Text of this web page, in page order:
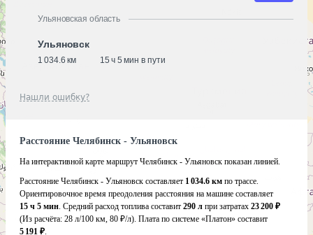
Ульяновская область
Ульяновск
1 034.6 км 15 ч 5 мин в пути
Нашли ошибку?
Расстояние Челябинск - Ульяновск
На интерактивной карте маршрут Челябинск - Ульяновск показан линией.
Расстояние Челябинск - Ульяновск составляет 1 034.6 км по трассе.
Ориентировочное время преодоления расстояния на машине составляет
15 ч 5 мин. Средний расход топлива составит 290 л при затратах 23 200 ₽
(Из расчёта: 28 л/100 км, 80 ₽/л). Плата по системе «Платон» составит
5 191 ₽.